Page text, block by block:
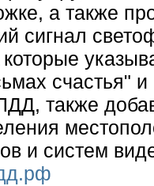
а также
сигнал
счастья"
также
и систем